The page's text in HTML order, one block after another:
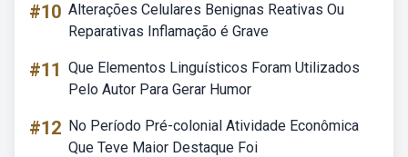
#10 Alterações Celulares Benignas Reativas Ou
Reparativas Inflamação é Grave
#11 Que Elementos Linguísticos Foram Utilizados
Pelo Autor Para Gerar Humor
#12 No Período Pré-colonial Atividade Econômica
Que Teve Maior Destaque Foi